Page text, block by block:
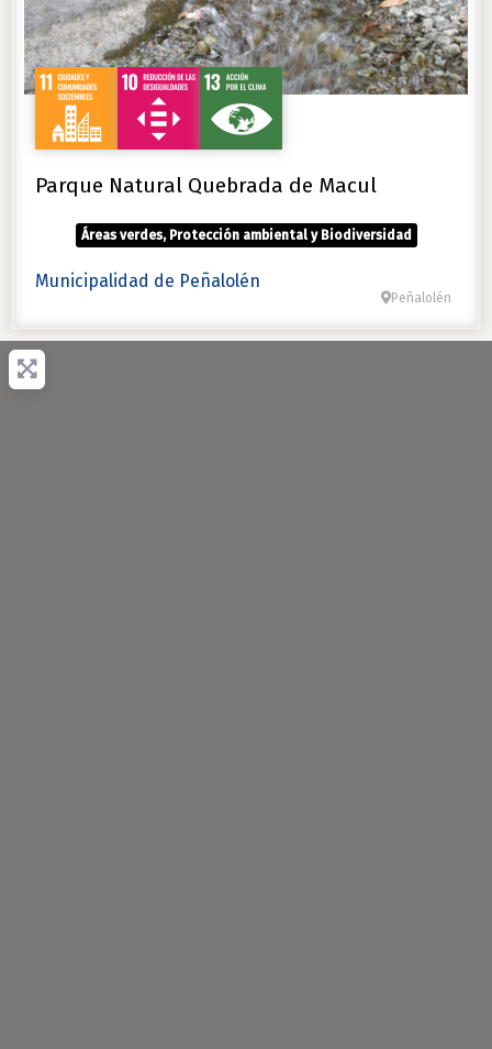
Parque Natural Quebrada de Macul
Áreas verdes, Protección ambiental y Biodiversidad
Municipalidad de Peñalolén
Peñalolén